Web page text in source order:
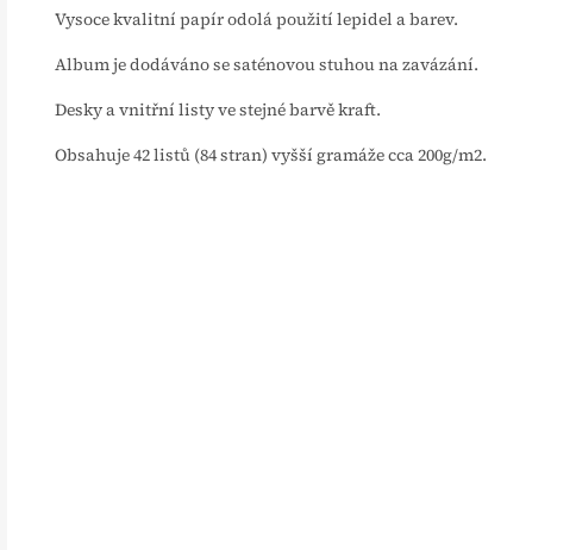
Vysoce kvalitní papír odolá použití lepidel a barev.
Album je dodáváno se saténovou stuhou na zavázání.
Desky a vnitřní listy ve stejné barvě kraft.
Obsahuje 42 listů (84 stran) vyšší gramáže cca 200g/m2.